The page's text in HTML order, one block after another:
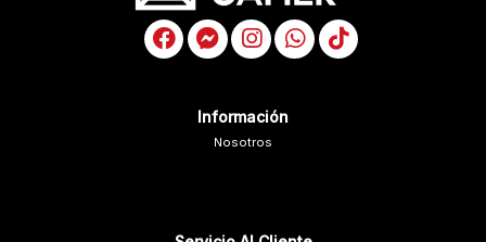
Información
Nosotros